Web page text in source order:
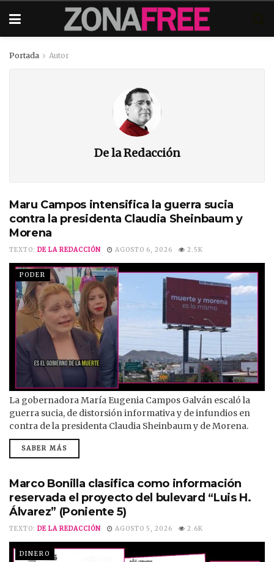
Portada Autor
De la Redacción
Maru Campos intensifica la guerra sucia
contra la presidenta Claudia Sheinbaum y
Morena
TEXTO: DE LA REDACCIÓN AGOSTO 6, 2026 2.5K
PODER
La gobernadora María Eugenia Campos Galván escaló la
guerra sucia, de distorsión informativa y de infundios en
contra de la presidenta Claudia Sheinbaum y de Morena.
Cada vez que está frente a un micrófono, califica el
gobierno de Sheinbaum y a Morena como el “gobierno de la
mantiene una alianza con el crimen organizado. La
gobernadora ha...
SABER MÁS
Marco Bonilla clasifica como información
reservada el proyecto del bulevard “Luis H.
Álvarez” (Poniente 5)
TEXTO: DE LA REDACCIÓN AGOSTO 5, 2026 2.6K
DINERO